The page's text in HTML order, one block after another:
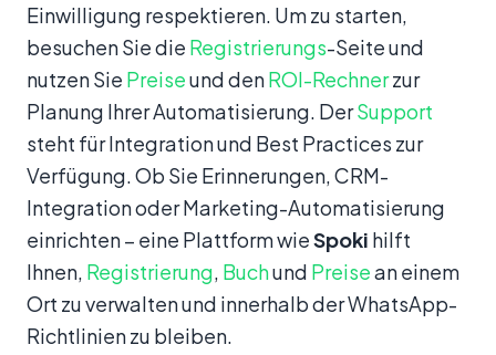
Einwilligung respektieren. Um zu starten,
besuchen Sie die Registrierungs-Seite und
nutzen Sie Preiseund denROI-Rechnerzur
Planung Ihrer Automatisierung. DerSupport
steht für Integration und Best Practices zur
Verfügung. Ob Sie Erinnerungen, CRM-
Integration oder Marketing-Automatisierung
einrichten – eine Plattform wieSpoki hilft
Ihnen, Registrierung, Buchund Preisean einem
Ort zu verwalten und innerhalb der WhatsApp-
Richtlinien zu bleiben.